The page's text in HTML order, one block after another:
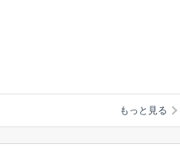
もっと見る